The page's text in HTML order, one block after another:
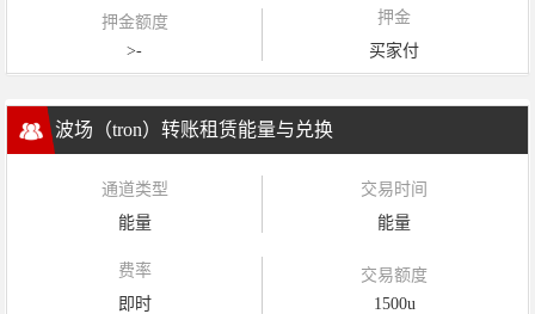
押金额度
>-
押金
买家付
波场（tron）转账租赁能量与兑换
通道类型
能量
交易时间
能量
费率
即时
交易额度
1500u